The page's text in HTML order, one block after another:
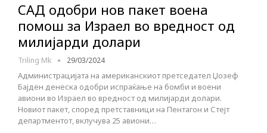
САД одобри нов пакет воена
помош за Израел во вредност од
милијарди долари
Triling Mk 29/03/2024
Администрацијата на американскиот претседател Џозеф
Бајден денеска одобри испраќање на бомби и воени
авиони во Израел во вредност од милијарди долари.
Новиот пакет, според претставници на Пентагон и Стејт
департментот, вклучува 25 авиони…